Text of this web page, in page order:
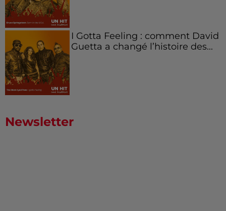
I Gotta Feeling : comment David
Guetta a changé l’histoire des...
Newsletter